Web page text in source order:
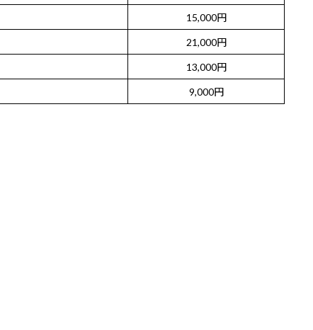
15,000円
21,000円
13,000円
9,000円